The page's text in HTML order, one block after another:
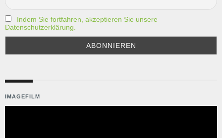
Indem Sie fortfahren, akzeptieren Sie unsere
Datenschutzerklärung.
IMAGEFILM